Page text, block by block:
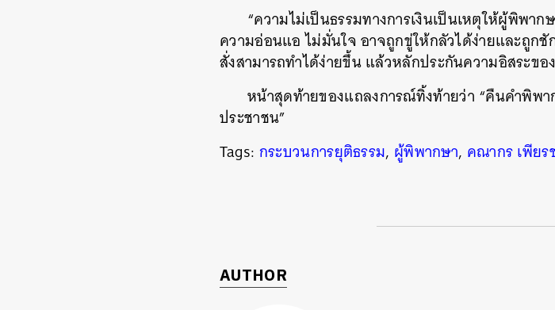
“ความไม่เป็นธรรมทางการเงินเป็นเหตุให้ผู้พิพา
ความอ่อนแอ ไม่มั่นใจ อาจถูกขู่ให้กลัวได้ง่ายและถูก
สั่งสามารถทำได้ง่ายขึ้น แล้วหลักประกันความอิสระข
หน้าสุดท้ายของแถลงการณ์ทิ้งท้ายว่า “คืนคำพิพ
ประชาชน”
Tags: กระบวนการยุติธรรม, ผู้พิพากษา, คณากร เพียร
AUTHOR